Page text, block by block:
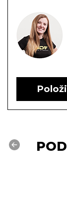
Previous